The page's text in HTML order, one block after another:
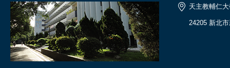
天主教輔仁
24205 新北